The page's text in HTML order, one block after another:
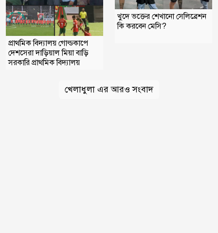
প্রাথমিক বিদ্যালয় গোল্ডকাপে
দেশসেরা দাড়িয়াল মিয়া বাড়ি
সরকারি প্রাথমিক বিদ্যালয়
খুদে ভক্তের শেখানো সেলিব্রেশন
কি করবেন মেসি?
খেলাধুলা এর আরও সংবাদ